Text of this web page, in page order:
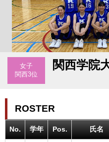
女子
関西3位
関西学院
ROSTER
No. 学年 Pos. 氏名